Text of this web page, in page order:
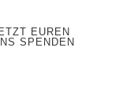
EUREN
SPENDEN